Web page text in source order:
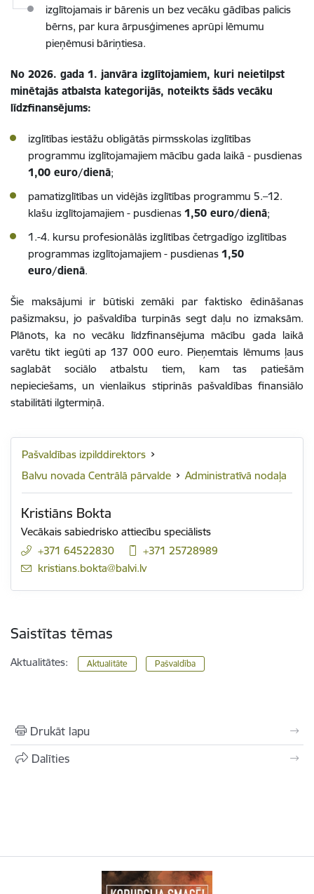
izglītojamais ir bārenis un bez vecāku gādības palicis
bērns, par kura ārpusģimenes aprūpi lēmumu
pieņēmusi bāriņtiesa.
No 2026. gada 1. janvāra izglītojamiem, kuri neietilpst
minētajās atbalsta kategorijās, noteikts šāds vecāku
līdzfinansējums:
izglītības iestāžu obligātās pirmsskolas izglītības
programmu izglītojamajiem mācību gada laikā - pusdienas
1,00 euro/dienā;
pamatizglītības un vidējās izglītības programmu 5.–12.
klašu izglītojamajiem - pusdienas 1,50 euro/dienā;
1.-4. kursu profesionālās izglītības četrgadīgo izglītības
programmas izglītojamajiem - pusdienas 1,50
euro/dienā.
Šie maksājumi ir būtiski zemāki par faktisko ēdināšanas
pašizmaksu, jo pašvaldība turpinās segt daļu no izmaksām.
Plānots, ka no vecāku līdzfinansējuma mācību gada laikā
varētu tikt iegūti ap 137 000 euro. Pieņemtais lēmums ļaus
saglabāt sociālo atbalstu tiem, kam tas patiešām
nepieciešams, un vienlaikus stiprinās pašvaldības finansiālo
stabilitāti ilgtermiņā.
Pašvaldības izpilddirektors
Balvu novada Centrālā pārvalde
Administratīvā nodaļa
Kristiāns Bokta
Vecākais sabiedrisko attiecību speciālists
+371 64522830
+371 25728989
E-pasts:
kristians.bokta@balvi.lv
Saistītas tēmas
Aktualitātes: Aktualitāte Pašvaldība
Drukāt lapu
Dalīties